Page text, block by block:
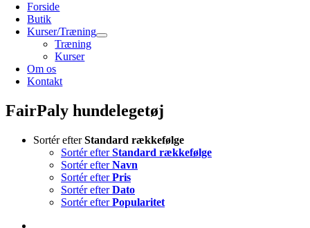
Forside
Butik
Kurser/Træning
Træning
Kurser
Om os
Kontakt
FairPaly hundelegetøj
Sortér efterStandard rækkefølge
Sortér efterStandard rækkefølge
Sortér efterNavn
Sortér efterPris
Sortér efterDato
Sortér efterPopularitet